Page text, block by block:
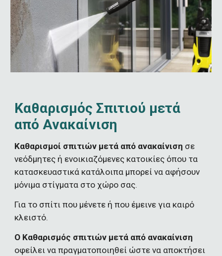
Καθαρισμός Σπιτιού μετά
από Ανακαίνιση
Καθαρισμοί σπιτιών μετά από ανακαίνιση σε
νεόδμητες ή ενοικιαζόμενες κατοικίες όπου τα
κατασκευαστικά κατάλοιπα μπορεί να αφήσουν
μόνιμα στίγματα στο χώρο σας.
Για το σπίτι που μένετε ή που έμεινε για καιρό
κλειστό.
O Καθαρισμός σπιτιών μετά από ανακαίνιση
οφείλει να πραγματοποιηθεί ώστε να αποκτήσει